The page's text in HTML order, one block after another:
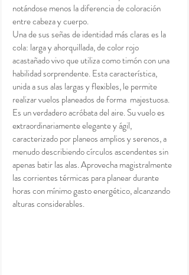
notándose menos la diferencia de coloración
entre cabeza y cuerpo.
Una de sus señas de identidad más claras es la
cola: larga y ahorquillada, de color rojo
acastañado vivo que utiliza como timón con una
habilidad sorprendente. Esta característica,
unida a sus alas largas y flexibles, le permite
realizar vuelos planeados de forma  majestuosa.
Es un verdadero acróbata del aire. Su vuelo es
extraordinariamente elegante y ágil,
caracterizado por planeos amplios y serenos, a
menudo describiendo círculos ascendentes sin
apenas batir las alas. Aprovecha magistralmente
las corrientes térmicas para planear durante
horas con mínimo gasto energético, alcanzando
alturas considerables.